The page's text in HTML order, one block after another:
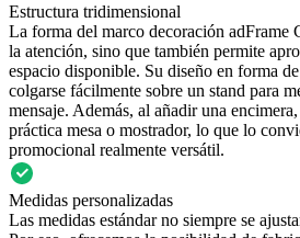
Estructura tridimensional
La forma del marco decoración adFrame
la atención, sino que también permite
espacio disponible. Su diseño en forma
colgarse fácilmente sobre un stand para
mensaje. Además, al añadir una
práctica mesa o mostrador, lo que lo
promocional realmente versátil.
Medidas personalizadas
Las medidas estándar no siempre se